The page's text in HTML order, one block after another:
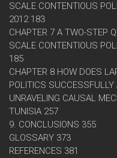
SCALE CONTENTIOUS
2012 183
CHAPTER 7 A TWO-STEP
SCALE CONTENTIOUS
185
CHAPTER 8 HOW DOES
POLITICS
UNRAVELING CAUSAL
TUNISIA 257
9. CONCLUSIONS 355
GLOSSARY 373
REFERENCES 381